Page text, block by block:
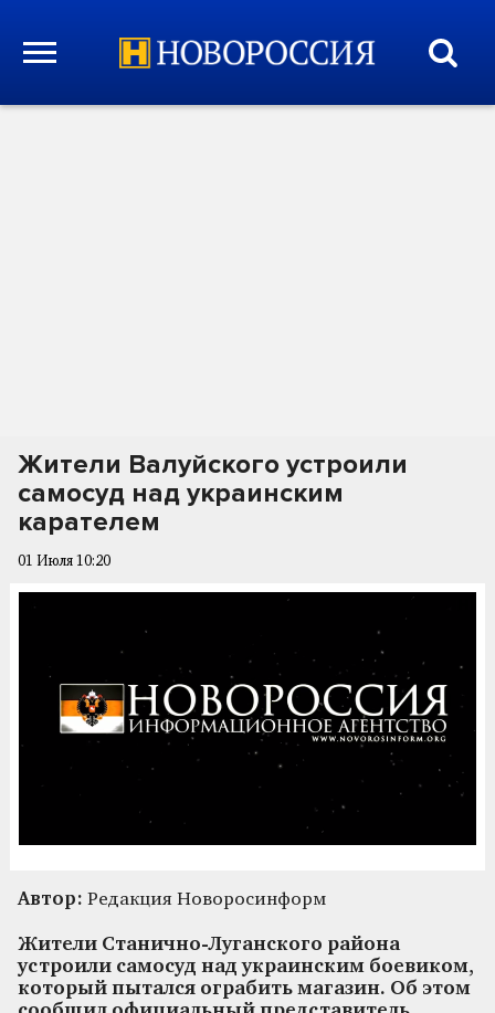
Жители Валуйского устроили
самосуд над украинским
карателем
01 Июля 10:20
Автор: Редакция Новоросинформ
Жители Станично-Луганского района
устроили самосуд над украинским боевиком,
который пытался ограбить магазин. Об этом